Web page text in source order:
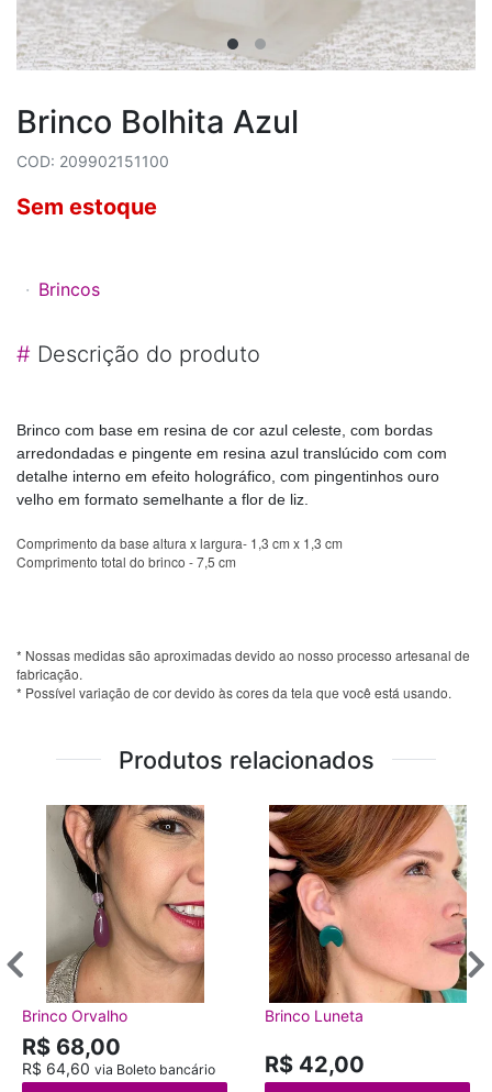
Brinco Bolhita Azul
COD: 209902151100
Sem estoque
Brincos
# Descrição do produto
Brinco com base em resina de cor azul celeste, com bordas
arredondadas e pingente em resina azul translúcido com com
detalhe interno em efeito holográfico, com pingentinhos ouro
velho em formato semelhante a flor de liz.
Comprimento da base altura x largura- 1,3 cm x 1,3 cm
Comprimento total do brinco - 7,5 cm
* Nossas medidas são aproximadas devido ao nosso processo artesanal de
fabricação.
* Possível variação de cor devido às cores da tela que você está usando.
Produtos relacionados
Brinco Orvalho
R$ 68,00
R$ 64,60 via Boleto bancário
Brinco Luneta
R$ 42,00